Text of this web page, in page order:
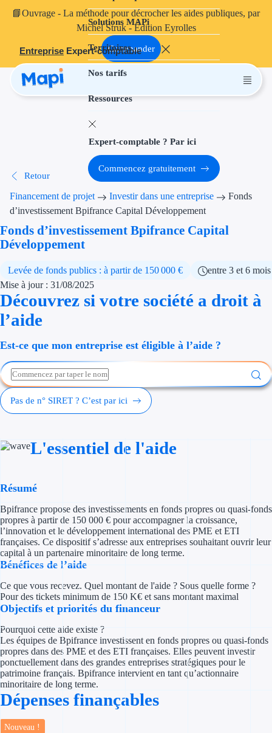
📘Ouvrage - La méthode pour décrocher les aides publiques, par
Michel Struk - Édition Eyrolles
Commander
Entreprise Expert-comptable
Solutions MAPi
Territoires
Nos tarifs
Ressources
Projets finançables
Aides à
Aides
Thématiques
Financement
Aides RSE
Étapes de vie
Création
Cession
Subventions
Aides Fiscales et
Expert-comptable ? Par ici
Commencez gratuitement
Retour
Financement de projet Investir dans une entreprise
Fonds
d’investissement Bpifrance Capital Développement
Fonds d’investissement Bpifrance Capital
Développement
Levée de fonds publics : à partir de 150 000 €
entre 3 et 6 mois
Mise à jour : 31/08/2025
Découvrez si votre société a droit à
l’aide
Est-ce que mon entreprise est éligible à l’aide ?
Pas de n° SIRET ? C’est par ici
L'essentiel de l'aide
Résumé
Bpifrance propose des investissements en fonds propres ou quasi-fonds
propres à partir de 150 000 € pour accompagner la croissance,
l’innovation et le développement international des PME et ETI
françaises. Ce dispositif s’adresse aux entreprises souhaitant ouvrir leur
capital à un partenaire minoritaire de long terme.
Bénéfices de l’aide
Ce que vous recevez. Quel montant de l'aide ? Sous quelle forme ?
Pour des tickets minimum de 150 K€ et sans montant maximal
Objectifs et priorités du financeur
Pourquoi cette aide existe ?
Les équipes de Bpifrance investissent en fonds propres ou quasi-fonds
propres dans des PME et des ETI françaises. Elles peuvent investir
ponctuellement dans des grandes entreprises stratégiques pour le
patrimoine français. Bpifrance intervient en tant qu’actionnaire
minoritaire de long terme.
Dépenses finançables
Nouveau !